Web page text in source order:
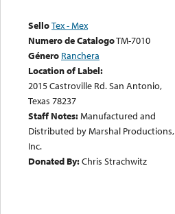
SelloTex - Mex
Numero de CatalogoTM-7010
Género Ranchera
Location of Label:
2015 Castroville Rd. San Antonio,
Texas 78237
Staff Notes:Manufactured and
Distributed by Marshal Productions,
Inc.
Donated By:Chris Strachwitz